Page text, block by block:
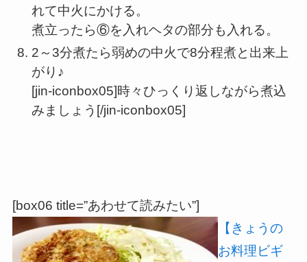
れて中火にかける。
煮立ったら⑥を入れヘタの部分も入れる。
2～3分煮たら弱めの中火で8分程煮と出来上
がり♪
[jin-iconbox05]時々ひっくり返しながら煮込
みましょう[/jin-iconbox05]
[box06 title=”あわせて読みたい”]
【きょうの
お料理ビギ